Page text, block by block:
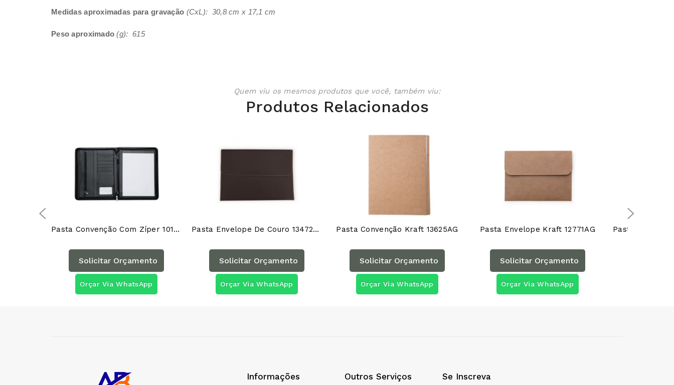
Medidas aproximadas para gravação (CxL): 30,8 cm x 17,1 cm
Peso aproximado (g): 615
Quem viu os mesmos produtos que você, também viu:
Produtos Relacionados
Pasta Convenção Com Zíper 10109AG
Solicitar Orçamento
Orçar Via WhatsApp
Pasta Envelope De Couro 13472AG
Solicitar Orçamento
Orçar Via WhatsApp
Pasta Convenção Kraft 13625AG
Solicitar Orçamento
Orçar Via WhatsApp
Pasta Envelope Kraft 12771AG
Solicitar Orçamento
Orçar Via WhatsApp
Informações Outros Serviços Se Inscreva